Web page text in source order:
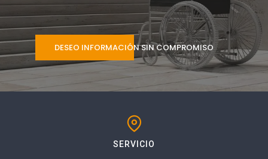
DESEO INFORMACIÓN SIN COMPROMISO
SERVICIO